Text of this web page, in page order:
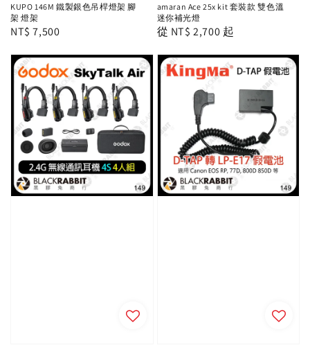
KUPO 146M 鐵製銀色吊桿燈架 腳
架 燈架
Regular
NT$ 7,500
amaran Ace 25x kit 套裝款 雙色溫
迷你補光燈
Regular
從 NT$ 2,700 起